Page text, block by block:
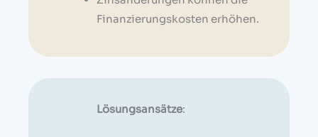
Finanzierungskosten erhöhen.
Lösungsansätze: